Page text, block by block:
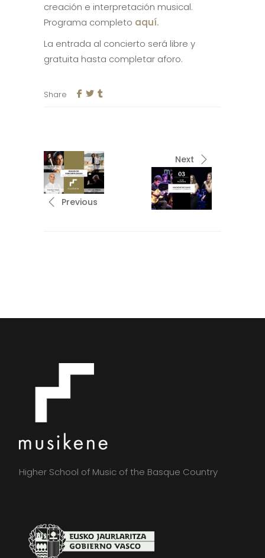
creación e interpretación musical.
Programa completo aquí.
La entrada al concierto será libre y
gratuita hasta completar aforo.
Share
Previous
Next
Higher School of Music of the Basque Country